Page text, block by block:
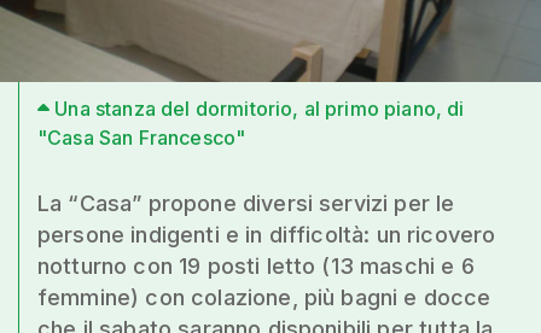
Una stanza del dormitorio, al primo piano, di
"Casa San Francesco"
La “Casa” propone diversi servizi per le
persone indigenti e in difficoltà: un ricovero
notturno con 19 posti letto (13 maschi e 6
femmine) con colazione, più bagni e docce